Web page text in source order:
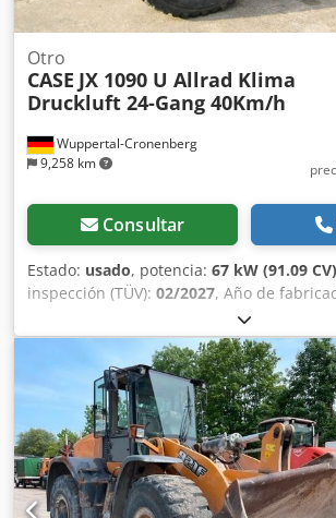
Wuppertal-Cronenberg
9,258 km
Otro
CASE JX 1090 U Allrad Klima
Druckluft 24-Gang 40Km/h
Consultar
Estado: usado, potencia: 67 kW (91.09 CV)
inspección (TÜV): 02/2027, Año de
,
acondicionado, cabina, tracción a las
Tractor alemán, en uso hasta hace poco.
propietario: siempre en manos de la
estatal de parques, de 2005 a 2017 y de
Tracción total. Motor turbodiésel de 4
y 91 CV. Gran transmisión Hi-LO de 24
marchas en 3 gamas, 2 escalonamientos
reversor bajo carga. 40 km/h. Instalación